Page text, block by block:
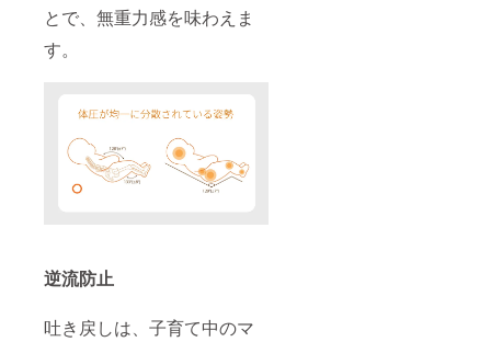
とで、無重力感を味わえま
す。
逆流防止
吐き戻しは、子育て中のマ